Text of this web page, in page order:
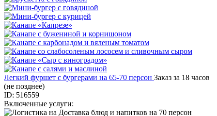
Легкий фуршет с бургерами на 65-70 персон Заказ за 18 часов
(не позднее)
ID: 516559
Включенные услуги: